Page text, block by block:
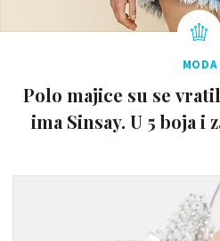
MODA
Polo majice su se
ima Sinsay. U 5 boja i